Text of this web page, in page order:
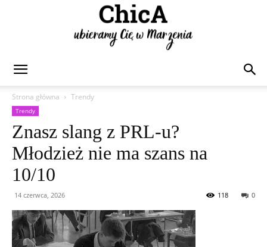
Strona główna
Trendy
Trendy
Znasz slang z PRL-u?
Młodzież nie ma szans na
10/10
14 czerwca, 2026 0
118